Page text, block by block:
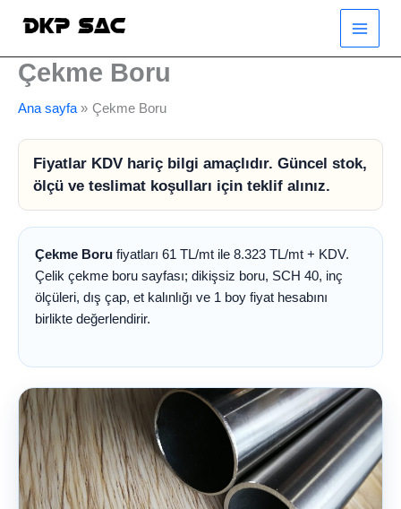
Çekme Boru
Ana sayfa Çekme Boru
Fiyatlar KDV hariç bilgi amaçlıdır. Güncel stok,
ölçü ve teslimat koşulları için teklif alınız.
Çekme Boru fiyatları 61 TL/mt ile 8.323 TL/mt + KDV.
Çelik çekme boru sayfası; dikişsiz boru, SCH 40, inç
ölçüleri, dış çap, et kalınlığı ve 1 boy fiyat hesabını
birlikte değerlendirir.